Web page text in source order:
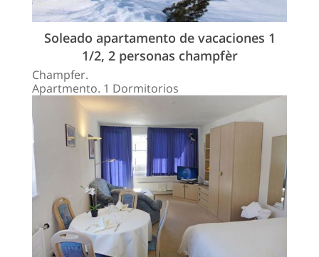
Soleado apartamento de vacaciones 1
1/2, 2 personas champfèr
Champfer.
Apartmento. 1 Dormitorios